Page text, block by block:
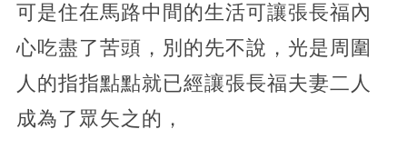
可是住在馬路中間的生活可讓張長福內
心吃盡了苦頭，別的先不說，光是周圍
人的指指點點就已經讓張長福夫妻二人
成為了眾矢之的，